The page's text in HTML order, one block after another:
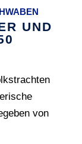
UND
von